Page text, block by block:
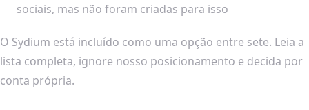
sociais, mas não foram criadas para isso
O Sydium está incluído como uma opção entre sete. Leia a
lista completa, ignore nosso posicionamento e decida por
conta própria.